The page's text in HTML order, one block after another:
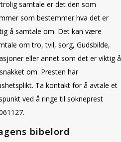
samtale er det den som
som bestemmer hva det er
å samtale om. Det kan være
om tro, tvil, sorg, Gudsbilde,
eller annet som det er viktig å
om. Presten har
Ta kontakt for å avtale et
ved å ringe til sokneprest
bibelord